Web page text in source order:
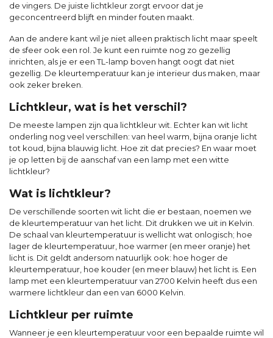
de vingers. De juiste lichtkleur zorgt ervoor dat je
geconcentreerd blijft en minder fouten maakt.
Aan de andere kant wil je niet alleen praktisch licht maar speelt
de sfeer ook een rol. Je kunt een ruimte nog zo gezellig
inrichten, als je er een TL-lamp boven hangt oogt dat niet
gezellig. De kleurtemperatuur kan je interieur dus maken, maar
ook zeker breken.
Lichtkleur, wat is het verschil?
De meeste lampen zijn qua lichtkleur wit. Echter kan wit licht
onderling nog veel verschillen: van heel warm, bijna oranje licht
tot koud, bijna blauwig licht. Hoe zit dat precies? En waar moet
je op letten bij de aanschaf van een lamp met een witte
lichtkleur?
Wat is lichtkleur?
De verschillende soorten wit licht die er bestaan, noemen we
de kleurtemperatuur van het licht. Dit drukken we uit in Kelvin.
De schaal van kleurtemperatuur is wellicht wat onlogisch; hoe
lager de kleurtemperatuur, hoe warmer (en meer oranje) het
licht is. Dit geldt andersom natuurlijk ook: hoe hoger de
kleurtemperatuur, hoe kouder (en meer blauw) het licht is. Een
lamp met een kleurtemperatuur van 2700 Kelvin heeft dus een
warmere lichtkleur dan een van 6000 Kelvin.
Lichtkleur per ruimte
Wanneer je een kleurtemperatuur voor een bepaalde ruimte wil